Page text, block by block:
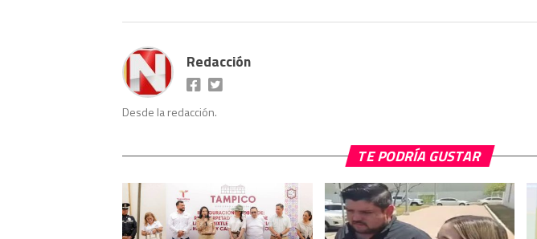
Redacción
Desde la redacción.
TE PODRÍA GUSTAR